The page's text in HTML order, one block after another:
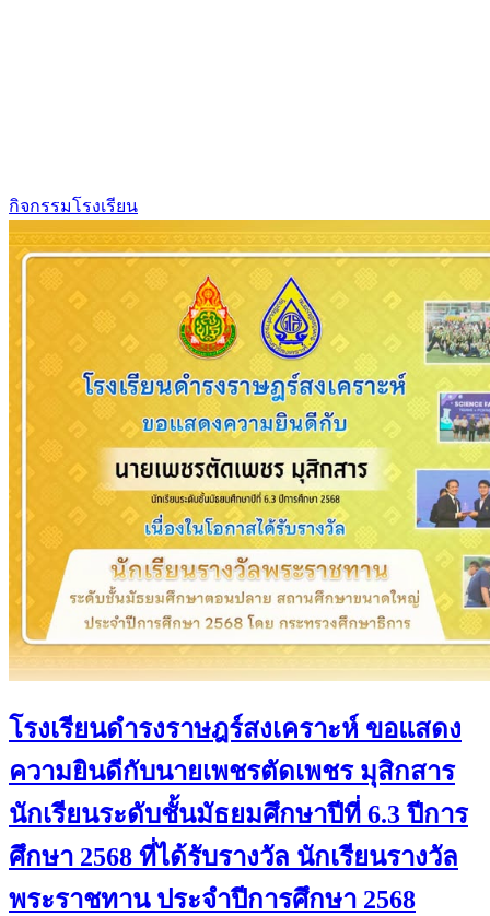
กิจกรรมโรงเรียน
โรงเรียนดำรงราษฎร์สงเคราะห์ ขอแสดง
ความยินดีกับนายเพชรตัดเพชร มุสิกสาร
นักเรียนระดับชั้นมัธยมศึกษาปีที่ 6.3 ปีการ
ศึกษา 2568 ที่ได้รับรางวัล นักเรียนรางวัล
พระราชทาน ประจำปีการศึกษา 2568